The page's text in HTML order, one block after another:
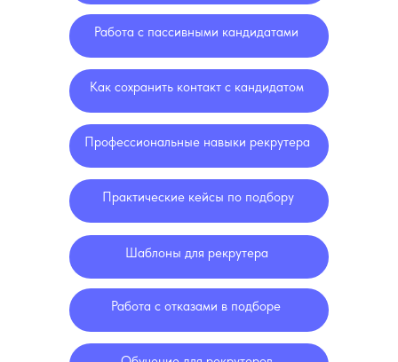
Профессиональные навыки рекрутера
Работа с пассивными кандидатами
Как сохранить контакт с кандидатом
Работа с отказами в подборе
Практические кейсы по подбору
Шаблоны для рекрутера